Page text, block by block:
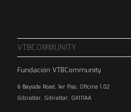
VTBCOMMUNITY
Fundación VTBCommunity
6 Bayside Road, 1er Piso, Oficina 1.02
Gibraltar, Gibraltar, GX111AA